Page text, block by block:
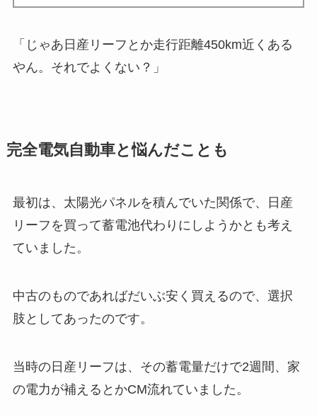
「じゃあ日産リーフとか走行距離450km近くある
やん。それでよくない？」
完全電気自動車と悩んだことも
最初は、太陽光パネルを積んでいた関係で、日産
リーフを買って蓄電池代わりにしようかとも考え
ていました。
中古のものであればだいぶ安く買えるので、選択
肢としてあったのです。
当時の日産リーフは、その蓄電量だけで2週間、家
の電力が補えるとかCM流れていました。